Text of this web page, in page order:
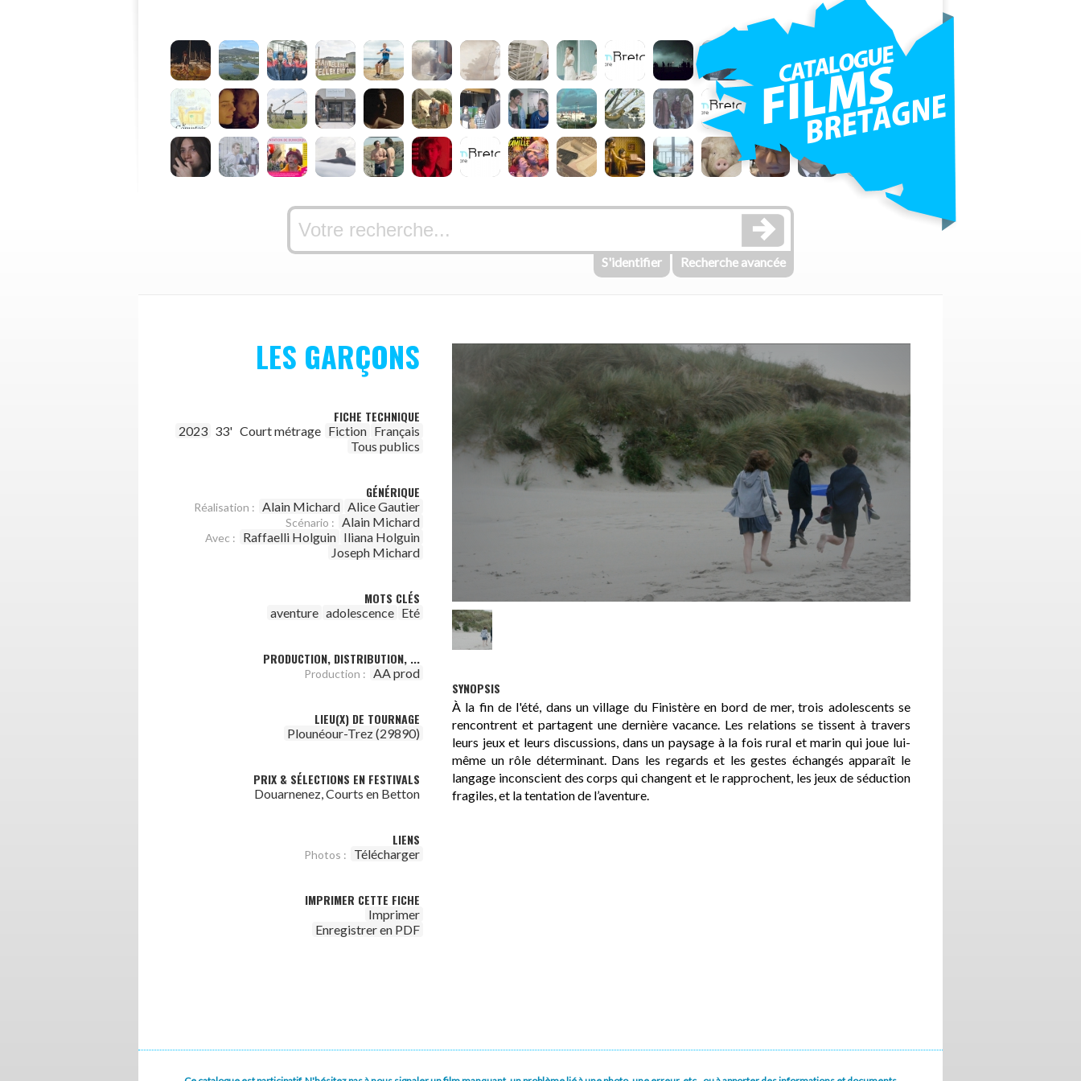
S'identifier Recherche avancée
LES GARÇONS
FICHE TECHNIQUE
2023 33' Court métrage Fiction Français
Tous publics
GÉNÉRIQUE
Réalisation : Alain Michard Alice Gautier
Scénario : Alain Michard
Avec : Raffaelli Holguin Iliana Holguin
Joseph Michard
MOTS CLÉS
aventure adolescence Eté
PRODUCTION, DISTRIBUTION, ...
Production : AA prod
LIEU(X) DE TOURNAGE
Plounéour-Trez (29890)
PRIX & SÉLECTIONS EN FESTIVALS
Douarnenez, Courts en Betton
LIENS
Photos : Télécharger
IMPRIMER CETTE FICHE
Imprimer
Enregistrer en PDF
SYNOPSIS
À la fin de l'été, dans un village du Finistère en bord de mer, trois adolescents se
rencontrent et partagent une dernière vacance. Les relations se tissent à travers
leurs jeux et leurs discussions, dans un paysage à la fois rural et marin qui joue lui-
même un rôle déterminant. Dans les regards et les gestes échangés apparaît le
langage inconscient des corps qui changent et le rapprochent, les jeux de séduction
fragiles, et la tentation de l’aventure.